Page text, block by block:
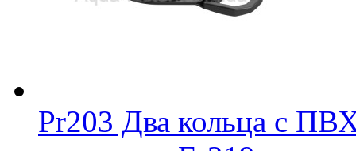
Pr203 Два кольца с